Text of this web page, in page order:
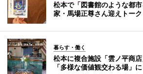
松本で「図書館のような都
家・馬場正尊さん迎えトーク
暮らす・働く
松本に複合施設「雲ノ平商
「多様な価値観交わる場」に